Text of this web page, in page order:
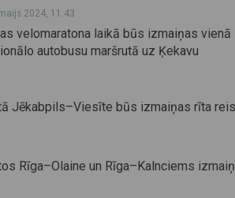
2024, 11:43
velomaratona laikā būs izmaiņas vienā
autobusu maršrutā uz Ķekavu
Jēkabpils–Viesīte būs izmaiņas rīta
Rīga–Olaine un Rīga–Kalnciems